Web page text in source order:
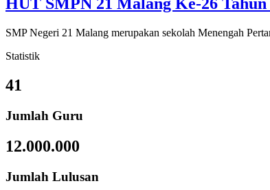
SMP Negeri 21 Malang merupakan sekolah Menengah
Statistik
41
Jumlah Guru
12.000.000
Jumlah Lulusan